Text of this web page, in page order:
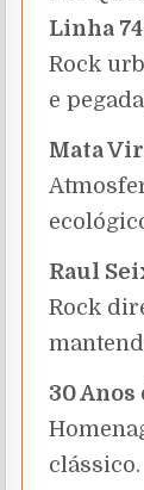
Linha
Rock
e
Mata
Raul
Rock
30 Anos
clássico.